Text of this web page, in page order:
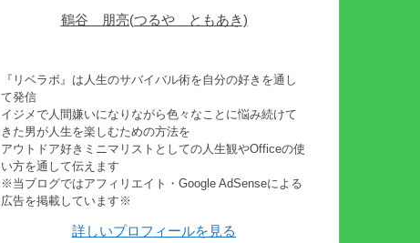
鶴谷 朋亮(つるや ともあき)
『リベラボ』は人生のサバイバル術を自分の好きを通し
て発信
イジメで人間嫌いになりながら色々なことに悩み続けて
きた男が人生を楽しむための方法を
アウトドア好きミニマリストとしての人生観やOfficeの使
い方を通して伝えます
※当ブログではアフィリエイト・Google AdSenseによる
広告を掲載しています※
詳しいプロフィールを見る